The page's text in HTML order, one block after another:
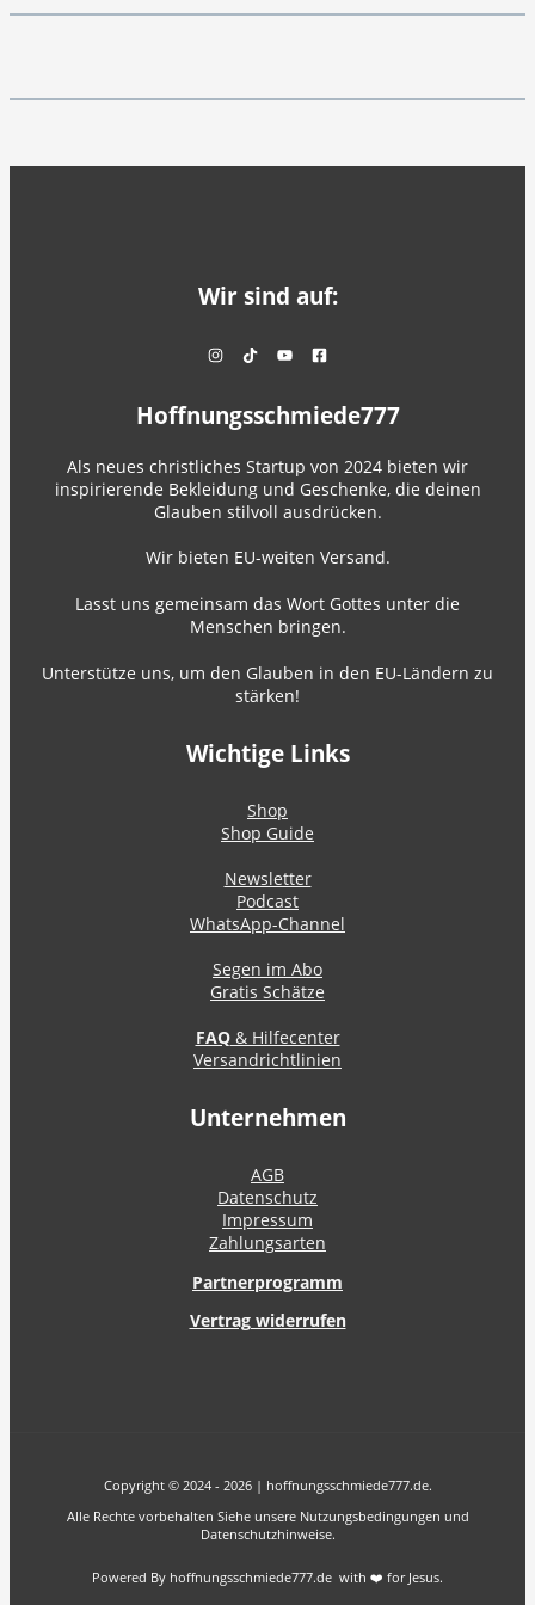
Wir sind auf:
Hoffnungsschmiede777
Als neues christliches Startup von 2024 bieten wir
inspirierende Bekleidung und Geschenke, die deinen
Glauben stilvoll ausdrücken.
Wir bieten EU-weiten Versand.
Lasst uns gemeinsam das Wort Gottes unter die
Menschen bringen.
Unterstütze uns, um den Glauben in den EU-Ländern zu
stärken!
Wichtige Links
Shop
Shop Guide
Newsletter
Podcast
WhatsApp-Channel
Segen im Abo
Gratis Schätze
FAQ& Hilfecenter
Versandrichtlinien
Unternehmen
AGB
Datenschutz
Impressum
Zahlungsarten
Partnerprogramm
Vertrag widerrufen
Copyright © 2024 - 2026 | hoffnungsschmiede777.de.
Alle Rechte vorbehalten Siehe unsere Nutzungsbedingungen und
Datenschutzhinweise.
Powered By hoffnungsschmiede777.de with ❤️ for Jesus.